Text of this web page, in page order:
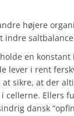
højere
indre
en
lever i rent
sikre, at der
cellerne. Ellers
dansk